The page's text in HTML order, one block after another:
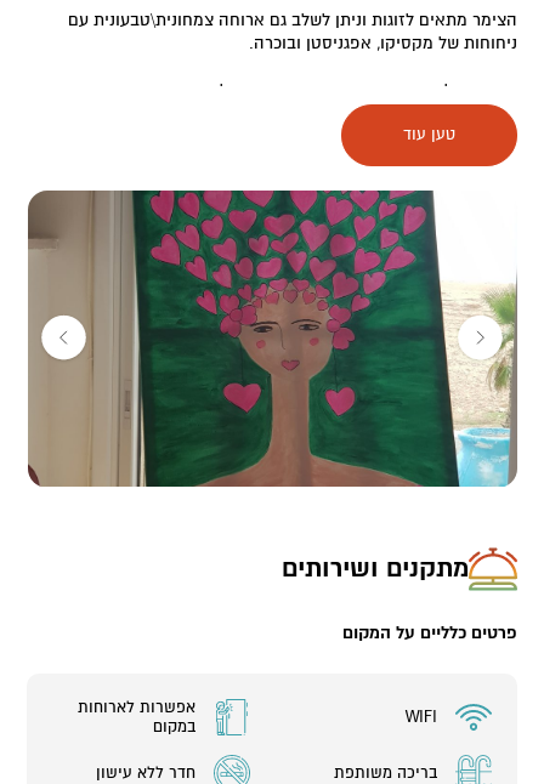
הצימר מתאים לזוגות וניתן לשלב גם ארוחה צמחונית\טבעונית עם
ניחוחות של מקסיקו, אפגניסטן ובוכרה.
הזדמנות לחוויה מרגשת במקום הנמוך בעולם.
טען עוד
מתקנים ושירותים
פרטים כלליים על המקום
WIFI
אפשרות לארוחות
במקום
בריכה משותפת חדר ללא עישון